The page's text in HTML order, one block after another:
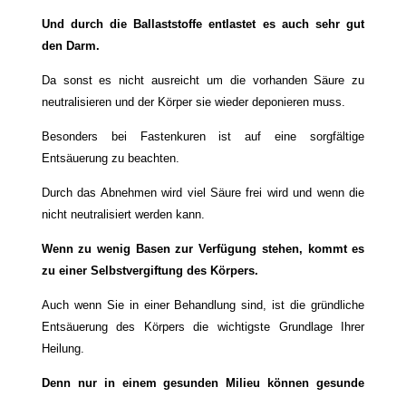
Und durch die Ballaststoffe entlastet es auch sehr gut
den Darm.
Da sonst es nicht ausreicht um die vorhanden Säure zu
neutralisieren und der Körper sie wieder deponieren muss.
Besonders bei Fastenkuren ist auf eine sorgfältige
Entsäuerung zu beachten.
Durch das Abnehmen wird viel Säure frei wird und wenn die
nicht neutralisiert werden kann.
Wenn zu wenig Basen zur Verfügung stehen, kommt es
zu einer Selbstvergiftung des Körpers.
Auch wenn Sie in einer Behandlung sind, ist die gründliche
Entsäuerung des Körpers die wichtigste Grundlage Ihrer
Heilung.
Denn nur in einem gesunden Milieu können gesunde